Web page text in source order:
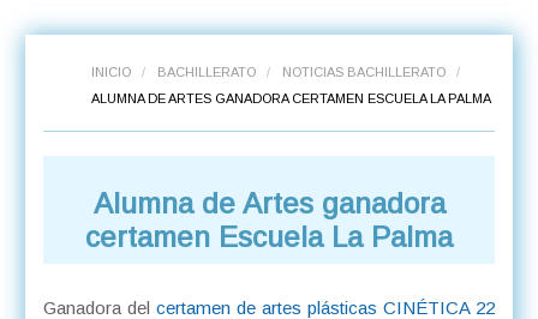
INICIO / BACHILLERATO / NOTICIAS BACHILLERATO
/
ALUMNA DE ARTES GANADORA CERTAMEN ESCUELA LA PALMA
Alumna de Artes ganadora
certamen Escuela La Palma
Ganadora del certamen de artes plásticas CINÉTICA 22